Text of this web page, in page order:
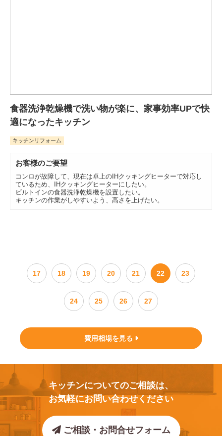
食器洗浄乾燥機で洗い物が楽に、家事効率UPで快
適になったキッチン
キッチンリフォーム
お客様のご要望
コンロが故障して、現在は卓上のIHクッキングヒーターで対応し
ているため、IHクッキングヒーターにしたい。
ビルトインの食器洗浄乾燥機を設置したい。
キッチンの作業がしやすいよう、高さを上げたい。
17 18 19 20 21 22 23
24 25 26 27
費用相場を見る
キッチンについてのご相談は、
お気軽にお問い合わせください
ご相談・お問合せフォーム